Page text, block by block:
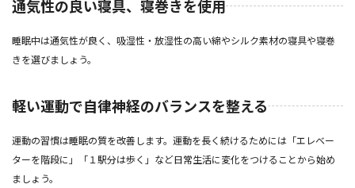
通気性の良い寝具、寝巻きを使用
睡眠中は通気性が良く、吸湿性・放湿性の高い綿やシルク素材の寝具や寝巻
きを選びましょう。
軽い運動で自律神経のバランスを整える
運動の習慣は睡眠の質を改善します。運動を長く続けるためには「エレベー
ターを階段に」「１駅分は歩く」など日常生活に変化をつけることから始め
ましょう。